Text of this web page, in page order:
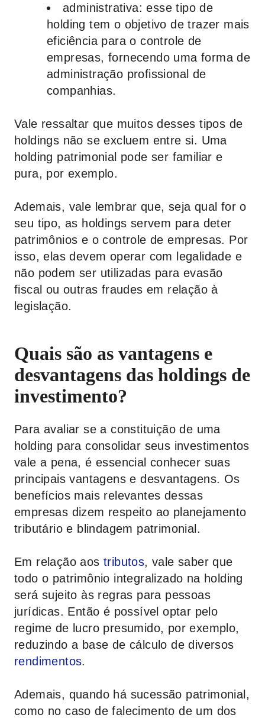
administrativa: esse tipo de
holding tem o objetivo de trazer mais
eficiência para o controle de
empresas, fornecendo uma forma de
administração profissional de
companhias.
Vale ressaltar que muitos desses tipos de
holdings não se excluem entre si. Uma
holding patrimonial pode ser familiar e
pura, por exemplo.
Ademais, vale lembrar que, seja qual for o
seu tipo, as holdings servem para deter
patrimônios e o controle de empresas. Por
isso, elas devem operar com legalidade e
não podem ser utilizadas para evasão
fiscal ou outras fraudes em relação à
legislação.
Quais são as vantagens e
desvantagens das holdings de
investimento?
Para avaliar se a constituição de uma
holding para consolidar seus investimentos
vale a pena, é essencial conhecer suas
principais vantagens e desvantagens. Os
benefícios mais relevantes dessas
empresas dizem respeito ao planejamento
tributário e blindagem patrimonial.
Em relação aos tributos, vale saber que
todo o patrimônio integralizado na holding
será sujeito às regras para pessoas
jurídicas. Então é possível optar pelo
regime de lucro presumido, por exemplo,
reduzindo a base de cálculo de diversos
rendimentos.
Ademais, quando há sucessão patrimonial,
como no caso de falecimento de um dos